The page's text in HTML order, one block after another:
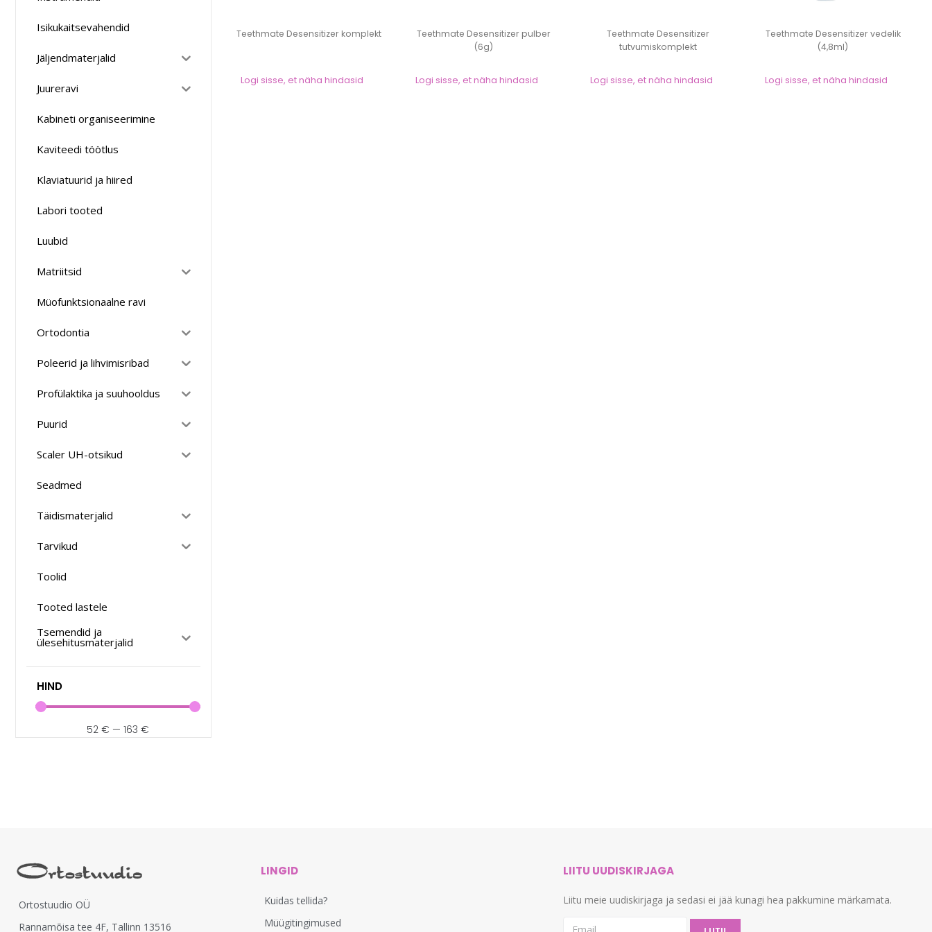
Isikukaitsevahendid
Jäljendmaterjalid
Juureravi
Kabineti organiseerimine
Kaviteedi töötlus
Klaviatuurid ja hiired
Labori tooted
Luubid
Matriitsid
Müofunktsionaalne ravi
Ortodontia
Poleerid ja lihvimisribad
Profülaktika ja suuhooldus
Puurid
Scaler UH-otsikud
Seadmed
Täidismaterjalid
Tarvikud
Toolid
Tooted lastele
Tsemendid ja
ülesehitusmaterjalid
HIND
52€ — 163 €
Teethmate Desensitizer komplekt
Logi sisse, et näha hindasid
Teethmate Desensitizer pulber
(6g)
Logi sisse, et näha hindasid
Teethmate Desensitizer
tutvumiskomplekt
Logi sisse, et näha hindasid
Teethmate Desensitizer vedelik
(4,8ml)
Logi sisse, et näha hindasid
Ortostuudio OÜ
Rannamõisa tee 4F, Tallinn 13516
LINGID
Kuidas tellida?
Müügitingimused
LIITU UUDISKIRJAGA
Liitu meie uudiskirjaga ja sedasi ei jää kunagi hea pakkumine märkamata.